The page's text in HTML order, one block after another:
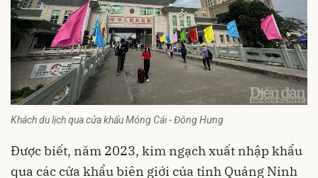
Khách du lịch qua cửa khẩu Móng Cái - Đông Hưng
Được biết, năm 2023, kim ngạch xuất nhập khẩu
qua các cửa khẩu biên giới của tỉnh Quảng Ninh